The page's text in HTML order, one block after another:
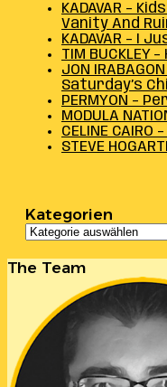
KADAVAR –
Vanity And
KADAVAR – I
TIM BUCKLEY
JON
Saturday’s
PERMYON –
MODULA
CELINE CAIRO
STEVE
Kategorien
Kategorien
The Team